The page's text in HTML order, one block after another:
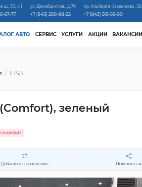
ш., 30, к.1
67-77
ул. Декабристов., д.79
+7 (843) 288-88-22
пр. Альберта Камалеева, 38
+7 (843) 561-09-00
АВТО СЕРВИС УСЛУГИ АКЦИИ ВАКАНСИИ
HS3
зеленый
в кредит
Добавить в сравнение Поделиться